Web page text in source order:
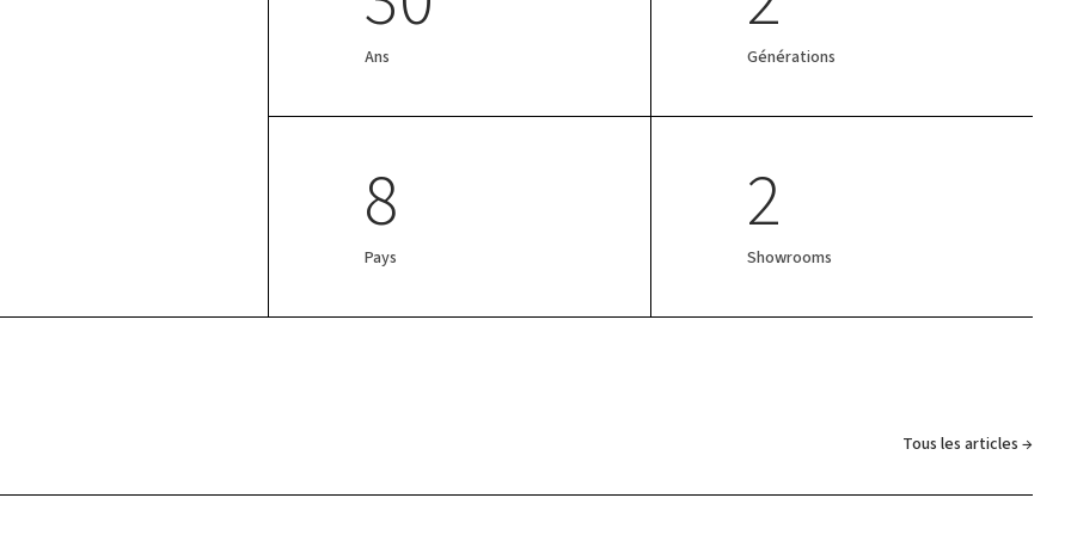
Ans Générations
8
Pays
2
Showrooms
Tous les articles →